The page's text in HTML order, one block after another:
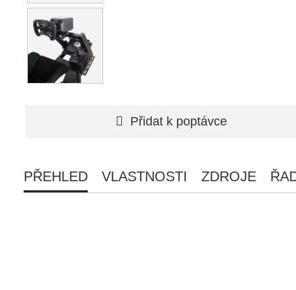
Přidat k poptávce
PŘEHLED VLASTNOSTI ZDROJE